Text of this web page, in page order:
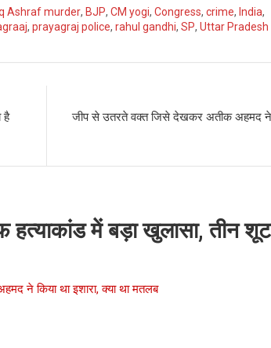
Ashraf murder, BJP, CM yogi, Congress, crime, India,
, prayagraj police, rahul gandhi, SP, Uttar Pradesh
है
जीप से उतरते वक्त जिसे देखकर अतीक अहमद ने
में बड़ा खुलासा, तीन
ने किया था इशारा, क्या था मतलब